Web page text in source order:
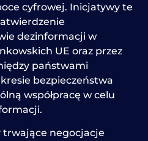
cyfrowej. Inicjatywy te
dezinformacji w
UE oraz przez
państwami
bezpieczeństwa
współpracę w celu
negocjacje